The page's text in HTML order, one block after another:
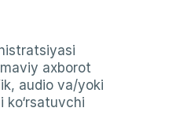
axborot
audio va/yoki
ko‘rsatuvchi